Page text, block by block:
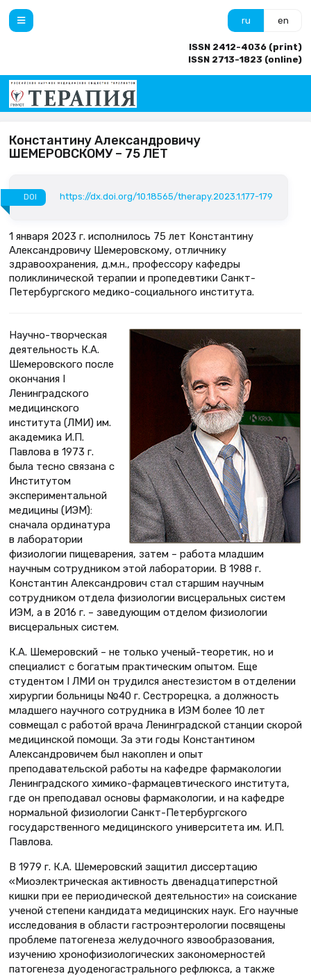
ru en
ISSN 2412-4036 (print)
ISSN 2713-1823 (online)
Константину Александровичу
ШЕМЕРОВСКОМУ – 75 ЛЕТ
DOI https://dx.doi.org/10.18565/therapy.2023.1.177-179
1 января 2023 г. исполнилось 75 лет Константину
Александровичу Шемеровскому, отличнику
здравоохранения, д.м.н., профессору кафедры
поликлинической терапии и пропедевтики Санкт-
Петербургского медико-социального института.
Научно-творческая
деятельность К.А.
Шеме­ровского после
окончания I
Ленинградского
меди­цинского
института (ЛМИ) им.
академика И.П.
Павлова в 1973 г.
была тесно связана с
Институтом
экспериментальной
медицины (ИЭМ):
сначала ординатура
в лаборатории
физиологии пищеварения, затем – работа младшим
научным сотрудником этой лаборатории. В 1988 г.
Константин Александрович стал старшим научным
сотрудником отдела физиологии висцеральных систем
ИЭМ, а в 2016 г. – заведующим отделом физиологии
висцеральных систем.
К.А. Шемеровский – не только ученый-теоретик, но и
специалист с богатым практическим опытом. Еще
студентом I ЛМИ он трудился анестезистом в отделении
хирургии больницы №40 г. Сестрорецка, а должность
младшего научного сотрудника в ИЭМ более 10 лет
совмещал с работой врача Ленинградской станции скорой
медицинской помощи. За эти годы Константином
Александровичем был накоплен и опыт
преподавательской работы на кафедре фармакологии
Ленинградского химико-фармацевтического института,
где он преподавал основы фармакологии, и на кафедре
нормальной физиологии Санкт-Петербургского
государственного медицинского университета им. И.П.
Павлова.
В 1979 г. К.А. Шемеровский защитил диссертацию
«Миоэлектрическая активность двенадцатиперстной
кишки при ее периодической деятельности» на соискание
ученой степени кандидата медицинских наук. Его научные
исследования в области гастроэнтерологии посвящены
проблеме патогенеза желудочного язвообразования,
изучению хронофизиологических закономерностей
патогенеза дуоденогастрального рефлюкса, а также